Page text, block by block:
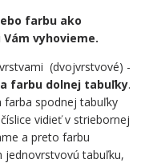
farbu ako
vyhovieme.
(dvojvrstvové) -
farbu dolnej tabuľky.
farba spodnej tabuľky
vidieť v striebornej
a preto farbu
jednovrstvovú tabuľku,